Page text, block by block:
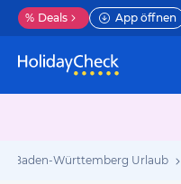
% Deals App öffnen
Baden-Württemberg Urlaub